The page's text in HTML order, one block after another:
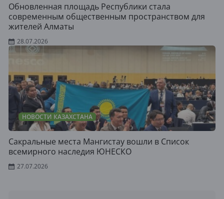
Обновленная площадь Республики стала
современным общественным пространством для
жителей Алматы
28.07.2026
НОВОСТИ КАЗАХСТАНА
Сакральные места Мангистау вошли в Список
всемирного наследия ЮНЕСКО
27.07.2026